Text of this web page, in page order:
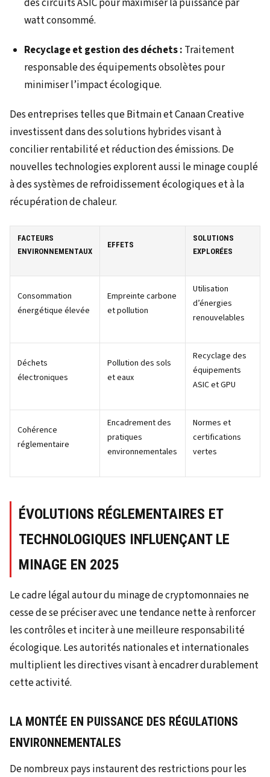
watt consommé.
Recyclage et gestion des déchets : Traitement
responsable des équipements obsolètes pour
minimiser l’impact écologique.
Des entreprises telles que Bitmain et Canaan Creative
investissent dans des solutions hybrides visant à
concilier rentabilité et réduction des émissions. De
nouvelles technologies explorent aussi le minage couplé
à des systèmes de refroidissement écologiques et à la
récupération de chaleur.
FACTEURS
ENVIRONNEMENTAUX
EFFETS
SOLUTIONS
EXPLORÉES
Consommation
énergétique élevée
Empreinte carbone
et pollution
Utilisation
d’énergies
renouvelables
Déchets
électroniques
Pollution des sols
et eaux
Recyclage des
équipements
ASIC et GPU
Cohérence
réglementaire
Encadrement des
pratiques
environnementales
Normes et
certifications
vertes
ÉVOLUTIONS RÉGLEMENTAIRES ET
TECHNOLOGIQUES INFLUENÇANT LE
MINAGE EN 2025
Le cadre légal autour du minage de cryptomonnaies ne
cesse de se préciser avec une tendance nette à renforcer
les contrôles et inciter à une meilleure responsabilité
écologique. Les autorités nationales et internationales
multiplient les directives visant à encadrer durablement
cette activité.
LA MONTÉE EN PUISSANCE DES RÉGULATIONS
ENVIRONNEMENTALES
De nombreux pays instaurent des restrictions pour les